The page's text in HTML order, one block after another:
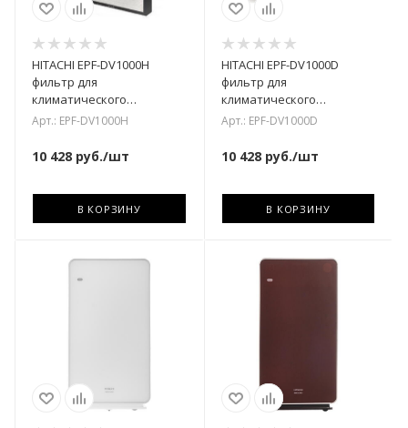
HITACHI EPF-DV1000H
фильтр для
климатического
комплекса
Арт.: EPF-DV1000H
10 428 руб./шт
В КОРЗИНУ
HITACHI EPF-DV1000D
фильтр для
климатического
комплекса
Арт.: EPF-DV1000D
10 428руб./шт
В КОРЗИНУ